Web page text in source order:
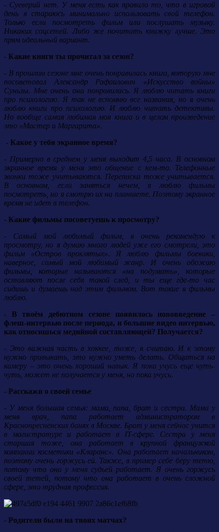
- Суеверий нет. У меня есть как правило то, что в игровой
день я стараюсь минимально использовать свой телефон.
Только если посмотреть фильм или послушать музыку.
Никаких соцсетей. Либо же почитать книжку лучше. Это
прям идеальный вариант.
- Какие книги ты прочитал за сезон?
- В прошлом сезоне мне очень понравилась книга, которую мне
посоветовал Александр Рафаилович «Искусство войны»
Суньзы. Мне очень она понравилась. Я люблю читать книги
про психологию. Я так не вспомню все названия, но я очень
люблю книги про психологию. И люблю читать детективы.
Но вообще самая любимая моя книга и в целом произведение
это «Мастер и Маргарита».
- Какое у тебя экранное время?
- Примерно в среднем у меня выходит 4,5 часа. В основном
экранное время у меня это общение с кем-то. Телефонные
звонки тоже учитываются. Переписка тоже учитывается.
В основном, если заняться нечем, я люблю фильмы
посмотреть, но я смотрю их на планшете. Поэтому экранное
время не идет в телефон.
- Какие фильмы посоветуешь к просмотру?
- Самый мой любимый фильм, я очень рекомендую к
просмотру, но я думаю много людей уже его смотрели, это
фильм «Остров проклятых». Я люблю фильмы боевики,
наверное, самый мой любимый жанр. И очень обожаю
фильмы, которые называются «на подумать», которые
оставляют после себя такой след, и ты еще где-то час
сидишь и думаешь над этим фильмом. Вот такие я фильмы
люблю.
- В твоём дебютном сезоне появилось нововведение –
флеш-интервью после периода, и большие видео интервью,
как относишься медийной составляющей? Получается?
- Это важная часть в хоккее, тоже, я считаю. И к этому
нужно привыкать, это нужно уметь делать. Общаться на
камеру – это очень хороший навык. Я пока учусь еще чуть-
чуть, может не получается у меня, но пока учусь.
- Расскажи о своей семье
- У меня большая семья: мама, папа, брат и сестра. Мама у
меня врач, папа работает администратором в
Краснопресненских банях в Москве. Брат у меня сейчас учится
в магистратуре и работает в IT-сфере. Сестра у меня
старшая тоже, она работает в крупной французской
компании косметики «Кларанс». Она работает начальником,
поэтому очень горжусь ей. Также, в пример себе беру тетю,
потому что она у меня судьей работает. Я очень горжусь
своей тетей, потому что она работает в очень сложной
сфере, это трудная профессия.
- Родители были на твоих матчах?